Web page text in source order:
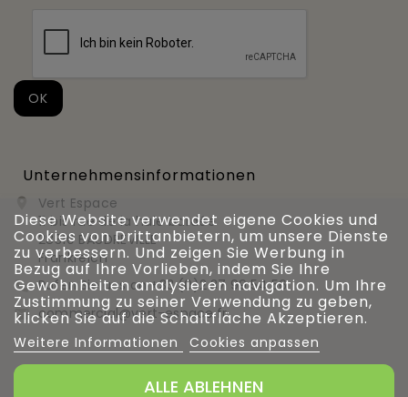
Unternehmensinformationen

Vert Espace
11 bis rue de la haie bardée
28310 BAUDREVILLE
Frankreich
 Rufen Sie uns an +33 (0)2 37 99 54 56
 commercial@vert-espace.fr
Diese Website verwendet eigene Cookies und
Cookies von Drittanbietern, um unsere Dienste
zu verbessern. Und zeigen Sie Werbung in
Bezug auf Ihre Vorlieben, indem Sie Ihre
Gewohnheiten analysieren navigation. Um Ihre
Zustimmung zu seiner Verwendung zu geben,
klicken Sie auf die Schaltfläche Akzeptieren.
Weitere Informationen Cookies anpassen
ALLE ABLEHNEN